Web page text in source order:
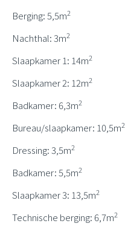
Berging: 5,5m2
Nachthal: 3m2
Slaapkamer 1: 14m2
Slaapkamer 2: 12m2
Badkamer: 6,3m2
Bureau/slaapkamer: 10,5m2
Dressing: 3,5m2
Badkamer: 5,5m2
Slaapkamer 3: 13,5m2
Technische berging: 6,7m2